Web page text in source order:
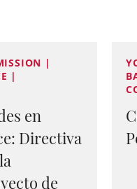
|
|
en
Directiva
de